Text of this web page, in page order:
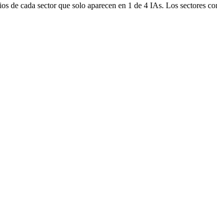
de cada sector que solo aparecen en 1 de 4 IAs. Los sectores